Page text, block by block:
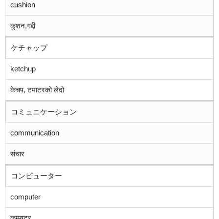
cushion
कुशन,गद्दी
ケチャップ
ketchup
केचप, टमाटरको लेदो
コミュニケーション
communication
संचार
コンピューター
computer